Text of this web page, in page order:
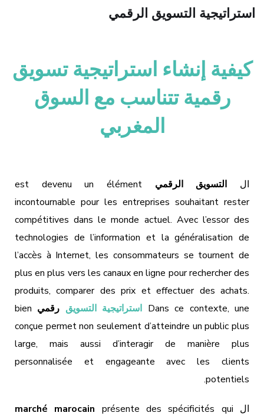
استراتيجية التسويق الرقمي
كيفية إنشاء استراتيجية تسويق
رقمية تتناسب مع السوق
المغربي
ال التسويق الرقمي
est devenu un élément
incontournable pour les entreprises souhaitant rester
compétitives dans le monde actuel. Avec l’essor des
technologies de l’information et la généralisation de
l’accès à Internet, les consommateurs se tournent de
plus en plus vers les canaux en ligne pour rechercher des
produits, comparer des prix et effectuer des achats.
Dans ce contexte, une استراتيجية التسويق رقمي bien
conçue permet non seulement d’atteindre un public plus
large, mais aussi d’interagir de manière plus
personnalisée et engageante avec les clients
potentiels.
ال marché marocain présente des spécificités qui